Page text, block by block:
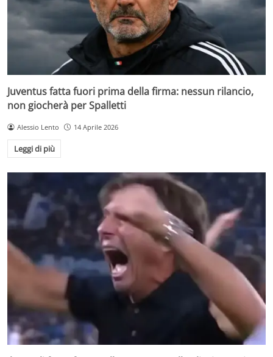
Juventus fatta fuori prima della firma: nessun rilancio,
non giocherà per Spalletti
Alessio Lento 14 Aprile 2026
Leggi di più